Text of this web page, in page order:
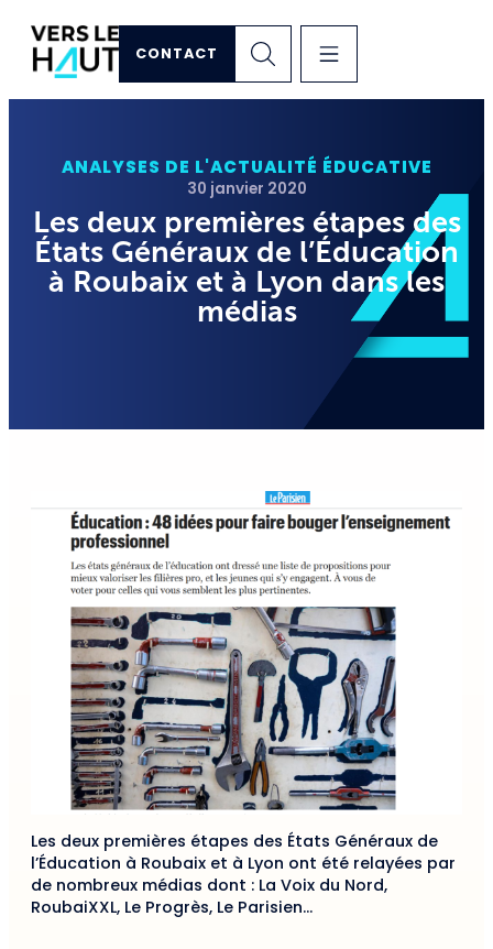
CONTACT
ANALYSES DE L'ACTUALITÉ ÉDUCATIVE
30 janvier 2020
Les deux premières étapes des
États Généraux de l’Éducation
à Roubaix et à Lyon dans les
médias
Les deux premières étapes des États Généraux de
l’Éducation à Roubaix et à Lyon ont été relayées par
de nombreux médias dont : La Voix du Nord,
RoubaiXXL, Le Progrès, Le Parisien…